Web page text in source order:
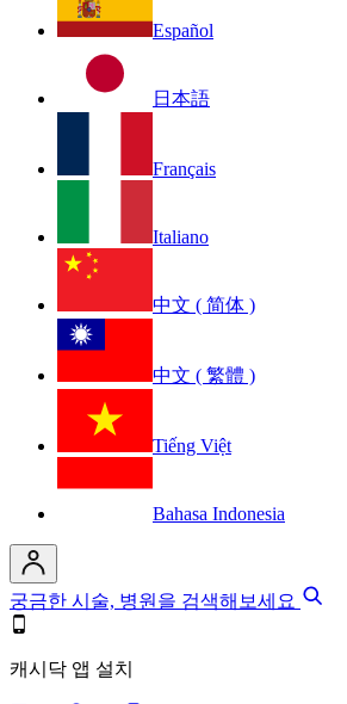
Español
日本語
Français
Italiano
中文 ( 简体 )
中文 ( 繁體 )
Tiếng Việt
Bahasa Indonesia
궁금한 시술, 병원을 검색해보세요
캐시닥 앱 설치